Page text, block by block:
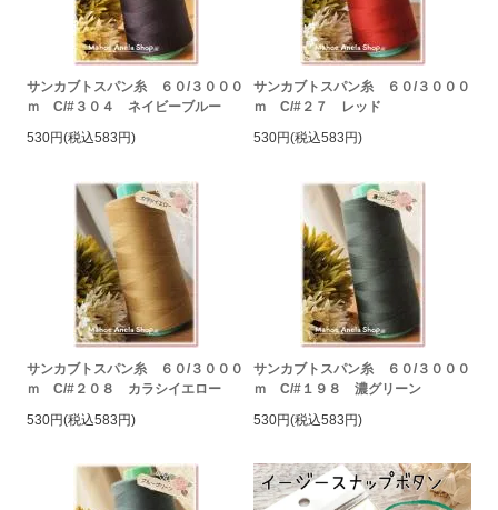
サンカブトスパン糸 ６０/３０００
ｍ C/#３０４ ネイビーブルー
530円(税込583円)
サンカブトスパン糸 ６０/３０００
ｍ C/#２７ レッド
530円(税込583円)
サンカブトスパン糸 ６０/３０００
ｍ C/#２０８ カラシイエロー
530円(税込583円)
サンカブトスパン糸 ６０/３０００
ｍ C/#１９８ 濃グリーン
530円(税込583円)